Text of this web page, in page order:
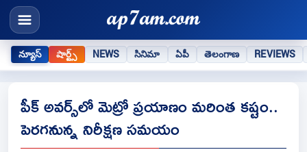
న్యూస్ షార్ట్స్ NEWS సినిమా ఏపీ తెలంగాణ REVIEWS
పీక్ అవర్స్‌లో మెట్రో ప్రయాణం మరింత కష్టం..
పెరగనున్న నిరీక్షణ సమయం